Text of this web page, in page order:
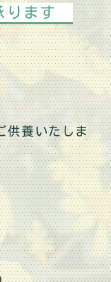
ります
供養いたしま